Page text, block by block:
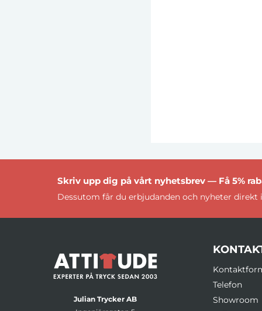
Skriv upp dig på vårt nyhetsbrev — Få 5%
Dessutom får du erbjudanden och nyheter direkt
Julian Trycker AB
Telefon
Showroom